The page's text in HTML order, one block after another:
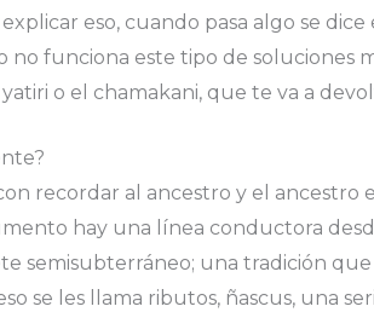
eso, cuando pasa algo se
funciona este tipo de soluciones
o el chamakani, que te va a
recordar al ancestro y el ancestro
hay una línea conductora
semisubterráneo; una tradición
se les llama ributos, ñascus, una